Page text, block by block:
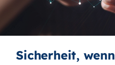
Sicherheit,